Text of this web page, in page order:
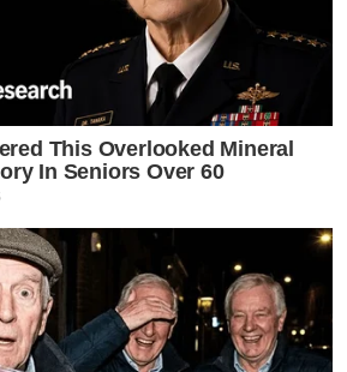
This Overlooked Mineral
In Seniors Over 60